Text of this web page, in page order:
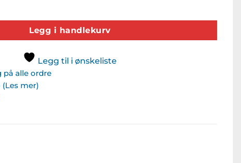
3/8" Utvendig antall
Legg i handlekurv
Legg til i ønskeliste
på alle ordre
(Les mer)